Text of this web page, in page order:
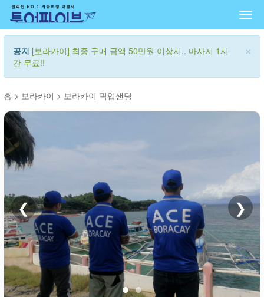
×
공지 [보라카이] 최종 구매 금액 50만원 이상시.. 마사지 1시
간 무료!!
홈 > 보라카이 > 보라카이 픽업샌딩
❮ ❯